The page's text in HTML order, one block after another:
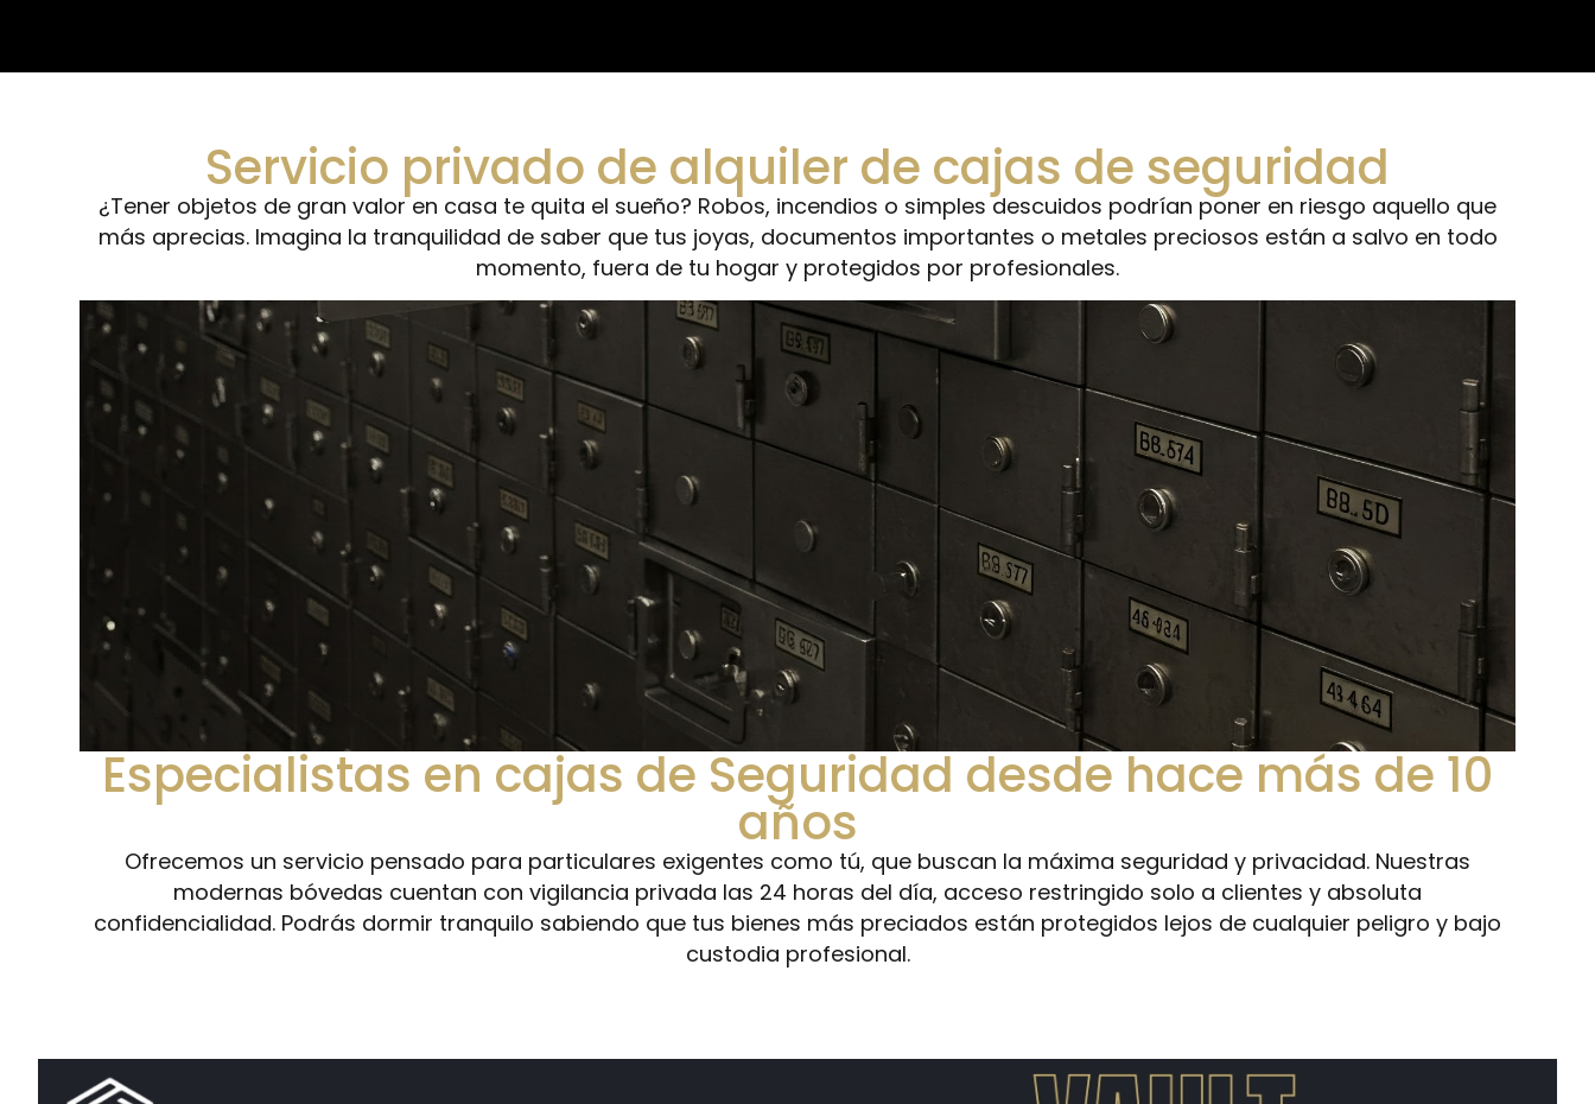
Servicio privado de alquiler de cajas de seguridad
¿Tener objetos de gran valor en casa te quita el sueño? Robos, incendios o simples descuidos podrían poner en riesgo aquello que
más aprecias. Imagina la tranquilidad de saber que tus joyas, documentos importantes o metales preciosos están a salvo en todo
momento, fuera de tu hogar y protegidos por profesionales.
Especialistas en cajas de Seguridad desde hace más de 10
años
Ofrecemos un servicio pensado para particulares exigentes como tú, que buscan la máxima seguridad y privacidad. Nuestras
modernas bóvedas cuentan con vigilancia privada las 24 horas del día, acceso restringido solo a clientes y absoluta
confidencialidad. Podrás dormir tranquilo sabiendo que tus bienes más preciados están protegidos lejos de cualquier peligro y bajo
custodia profesional.